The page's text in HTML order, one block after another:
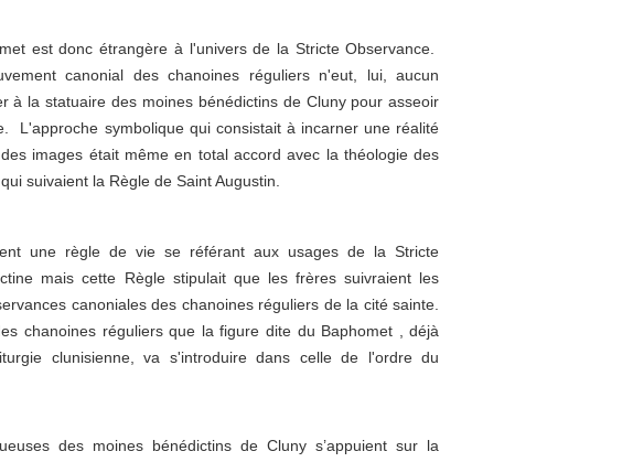
est donc étrangère à l'univers de la Stricte Observance.
canonial des chanoines réguliers n'eut, lui, aucun
à la statuaire des moines bénédictins de Cluny pour asseoir
L'approche symbolique qui consistait à incarner une réalité
images était même en total accord avec la théologie des
suivaient la Règle de Saint Augustin.
une règle de vie se référant aux usages de la Stricte
mais cette Règle stipulait que les frères suivraient les
canoniales des chanoines réguliers de la cité sainte.
chanoines réguliers que la figure dite du Baphomet , déjà
clunisienne, va s'introduire dans celle de l'ordre du
des moines bénédictins de Cluny s’appuient sur la